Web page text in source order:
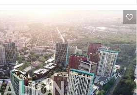
производства Германия. Паркетная
Два
200-10-80 valion.ua/1068505